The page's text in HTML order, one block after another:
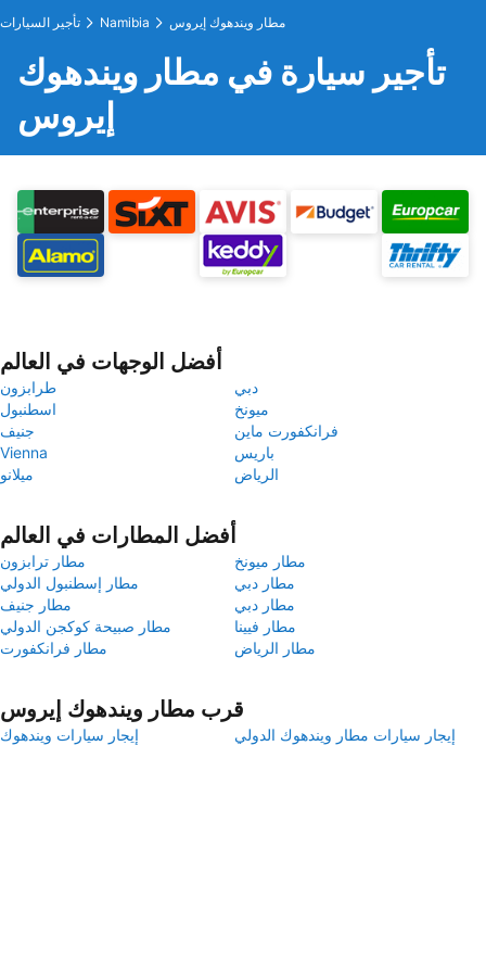
تأجير السيارات Namibia مطار ويندهوك إيروس
تأجير سيارة في مطار ويندهوك
إيروس
أفضل الوجهات في العالم
طرابزون
دبي
اسطنبول
ميونخ
جنيف
فرانكفورت ماين
Vienna
باريس
ميلانو
الرياض
أفضل المطارات في العالم
مطار ترابزون
مطار ميونخ
مطار إسطنبول الدولي
مطار دبي
مطار جنيف
مطار دبي
مطار صبيحة كوكجن الدولي
مطار فيينا
مطار فرانكفورت
مطار الرياض
قرب مطار ويندهوك إيروس
إيجار سيارات ويندهوك إيجار سيارات مطار ويندهوك الدولي